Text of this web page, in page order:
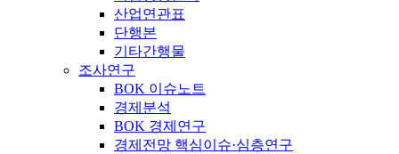
산업연관표
단행본
기타간행물
조사연구
BOK 이슈노트
경제분석
BOK 경제연구
경제전망 핵심이슈·심층연구